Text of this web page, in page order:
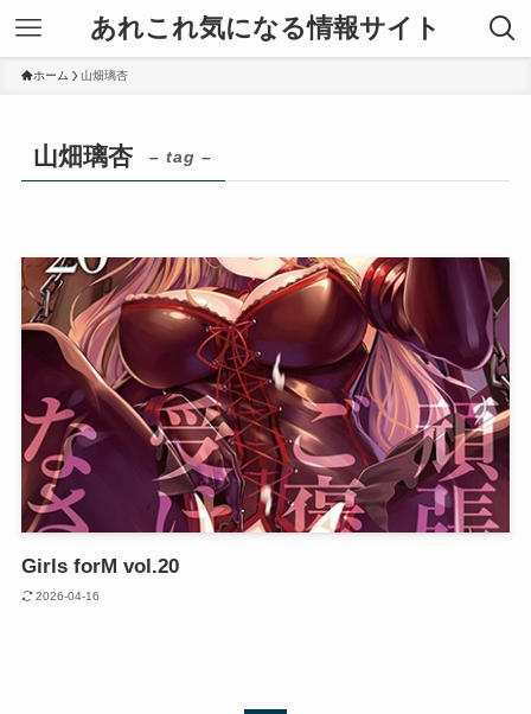
あれこれ気になる情報サイト
ホーム 山畑璃杏
山畑璃杏 – tag –
Girls forM vol.20
2026-04-16